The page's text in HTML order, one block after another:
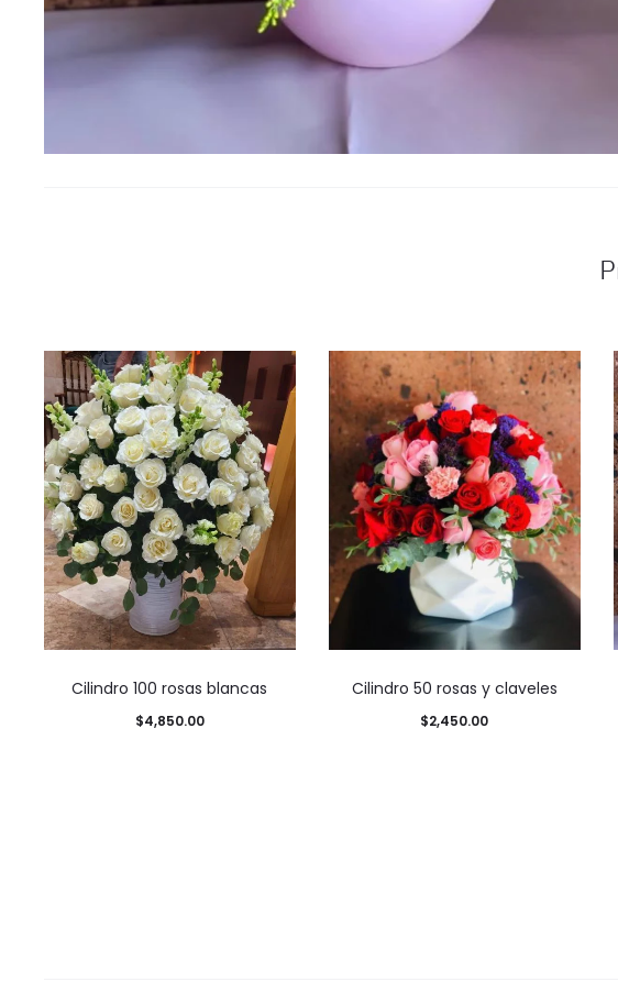
Cilindro 100 rosas blancas
$4,850.00
Cilindro 50 rosas y claveles
$2,450.00